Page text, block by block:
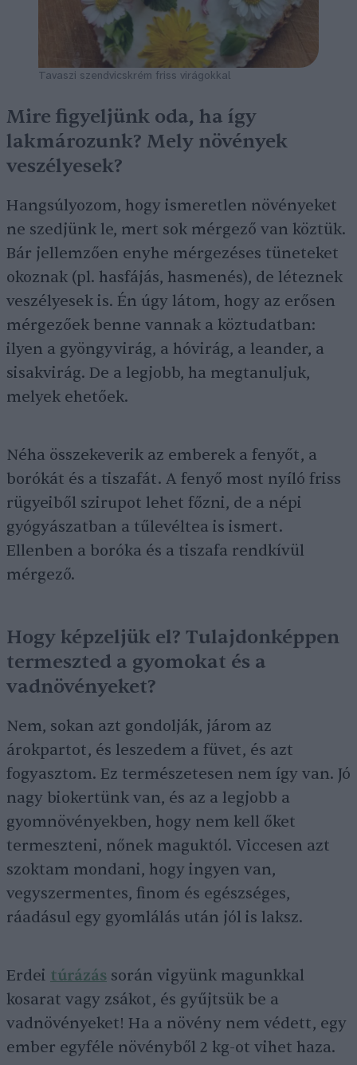
Tavaszi szendvicskrém friss virágokkal
Mire figyeljünk oda, ha így
lakmározunk? Mely növények
veszélyesek?
Hangsúlyozom, hogy ismeretlen növényeket
ne szedjünk le, mert sok mérgező van köztük.
Bár jellemzően enyhe mérgezéses tüneteket
okoznak (pl. hasfájás, hasmenés), de léteznek
veszélyesek is. Én úgy látom, hogy az erősen
mérgezőek benne vannak a köztudatban:
ilyen a gyöngyvirág, a hóvirág, a leander, a
sisakvirág. De a legjobb, ha megtanuljuk,
melyek ehetőek.
Néha összekeverik az emberek a fenyőt, a
borókát és a tiszafát. A fenyő most nyíló friss
rügyeiből szirupot lehet főzni, de a népi
gyógyászatban a tűlevéltea is ismert.
Ellenben a boróka és a tiszafa rendkívül
mérgező.
Hogy képzeljük el? Tulajdonképpen
termeszted a gyomokat és a
vadnövényeket?
Nem, sokan azt gondolják, járom az
árokpartot, és leszedem a füvet, és azt
fogyasztom. Ez természetesen nem így van. Jó
nagy biokertünk van, és az a legjobb a
gyomnövényekben, hogy nem kell őket
termeszteni, nőnek maguktól. Viccesen azt
szoktam mondani, hogy ingyen van,
vegyszermentes, finom és egészséges,
ráadásul egy gyomlálás után jól is laksz.
Erdei túrázás során vigyünk magunkkal
kosarat vagy zsákot, és gyűjtsük be a
vadnövényeket! Ha a növény nem védett, egy
ember egyféle növényből 2 kg-ot vihet haza.